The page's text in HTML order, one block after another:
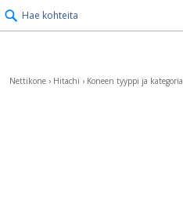
Hae kohteita
Nettikone › Hitachi › Koneen tyyppi ja kategoria